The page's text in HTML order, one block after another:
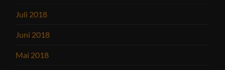
Juli 2018
Juni 2018
Mai 2018